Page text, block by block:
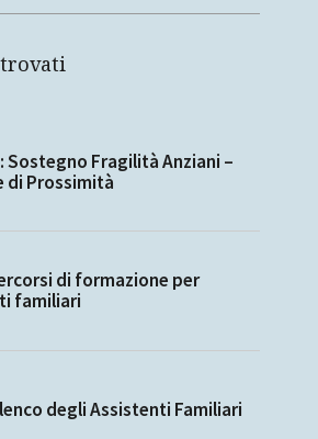
Sostegno Fragilità Anziani –
di Prossimità
di formazione per
familiari
degli Assistenti Familiari